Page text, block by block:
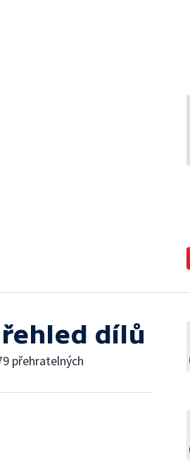
dílů
přehratelných